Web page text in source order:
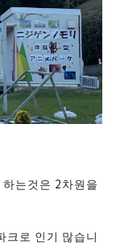
는것은 2차원을
크로 인기 많습니